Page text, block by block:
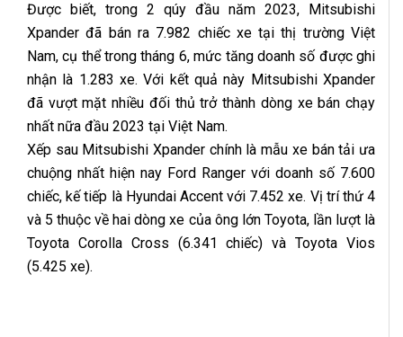
Được biết, trong 2 qúy đầu năm 2023, Mitsubishi
Xpander đã bán ra 7.982 chiếc xe tại thị trường Việt
Nam, cụ thể trong tháng 6, mức tăng doanh số được ghi
nhận là 1.283 xe. Với kết quả này Mitsubishi Xpander
đã vượt mặt nhiều đối thủ trở thành dòng xe bán chạy
nhất nữa đầu 2023 tại Việt Nam.
Xếp sau Mitsubishi Xpander chính là mẫu xe bán tải ưa
chuộng nhất hiện nay Ford Ranger với doanh số 7.600
chiếc, kế tiếp là Hyundai Accent với 7.452 xe. Vị trí thứ 4
và 5 thuộc về hai dòng xe của ông lớn Toyota, lần lượt là
Toyota Corolla Cross (6.341 chiếc) và Toyota Vios
(5.425 xe).